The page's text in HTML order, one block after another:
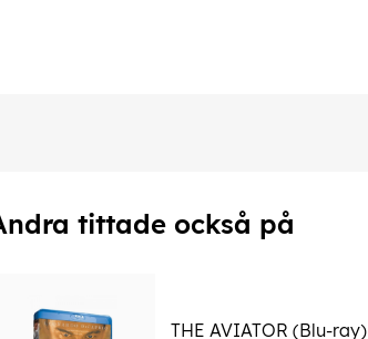
tittade också på
THE AVIATOR (Blu-ray)